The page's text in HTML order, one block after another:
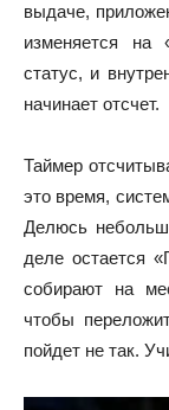
выдаче,
изменяется на
статус, и
начинает отсчет.
Таймер
это время,
Делюсь
деле остается
собирают на
чтобы
пойдет не так.